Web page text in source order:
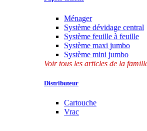
Ménager
Système dévidage central
Système feuille à feuille
Système maxi jumbo
Système mini jumbo
Voir tous les articles de la
Distributeur
Cartouche
Vrac